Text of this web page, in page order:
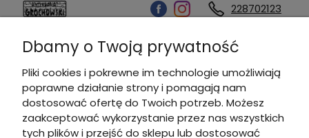
228702123
Kontakt
Informacje
Dbamy o Twoją prywatność
Pliki cookies i pokrewne im technologie umożliwiają
poprawne działanie strony i pomagają nam
dostosować ofertę do Twoich potrzeb. Możesz
zaakceptować wykorzystanie przez nas wszystkich
tych plików i przejść do sklepu lub dostosować